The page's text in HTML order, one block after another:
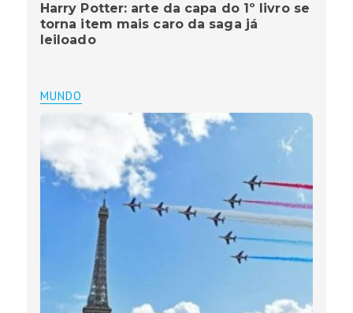
Harry Potter: arte da capa do 1º livro se
torna item mais caro da saga já
leiloado
MUNDO